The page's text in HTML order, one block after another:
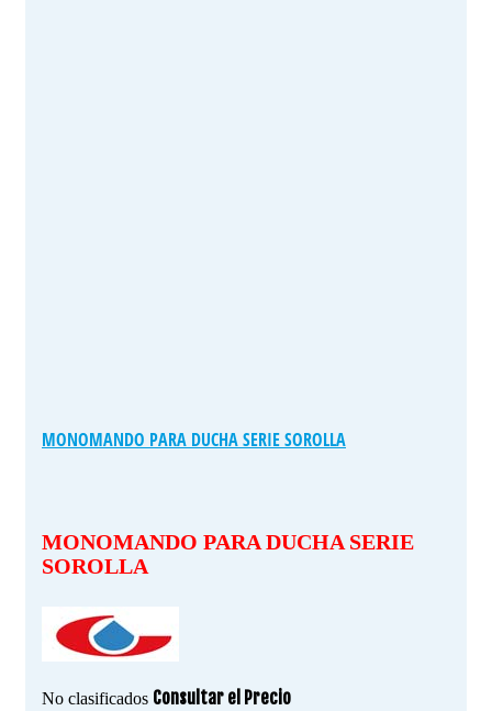
MONOMANDO PARA DUCHA SERIE SOROLLA
MONOMANDO PARA DUCHA SERIE
SOROLLA
No clasificados Consultar el Precio